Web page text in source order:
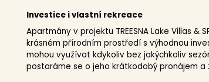
Investice i vlastní rekreace
Apartmány v projektu TREESNA Lake Villas
krásném přírodním prostředí s výhodnou
mohou využívat kdykoliv bez jakýchkoliv
postaráme se o jeho krátkodobý pronájem